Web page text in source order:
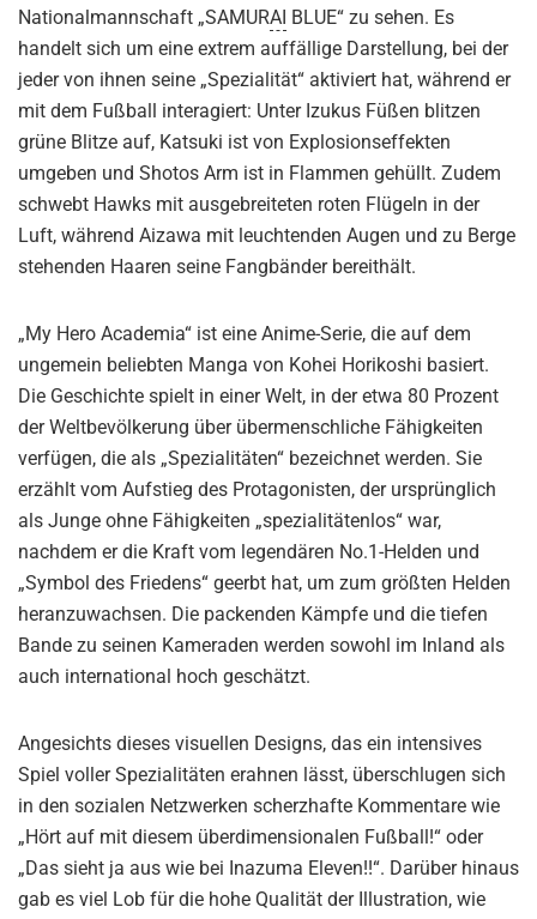
Nationalmannschaft „SAMURAI BLUE“ zu sehen. Es
handelt sich um eine extrem auffällige Darstellung, bei der
jeder von ihnen seine „Spezialität“ aktiviert hat, während er
mit dem Fußball interagiert: Unter Izukus Füßen blitzen
grüne Blitze auf, Katsuki ist von Explosionseffekten
umgeben und Shotos Arm ist in Flammen gehüllt. Zudem
schwebt Hawks mit ausgebreiteten roten Flügeln in der
Luft, während Aizawa mit leuchtenden Augen und zu Berge
stehenden Haaren seine Fangbänder bereithält.
„My Hero Academia“ ist eine Anime-Serie, die auf dem
ungemein beliebten Manga von Kohei Horikoshi basiert.
Die Geschichte spielt in einer Welt, in der etwa 80 Prozent
der Weltbevölkerung über übermenschliche Fähigkeiten
verfügen, die als „Spezialitäten“ bezeichnet werden. Sie
erzählt vom Aufstieg des Protagonisten, der ursprünglich
als Junge ohne Fähigkeiten „spezialitätenlos“ war,
nachdem er die Kraft vom legendären No.1-Helden und
„Symbol des Friedens“ geerbt hat, um zum größten Helden
heranzuwachsen. Die packenden Kämpfe und die tiefen
Bande zu seinen Kameraden werden sowohl im Inland als
auch international hoch geschätzt.
Angesichts dieses visuellen Designs, das ein intensives
Spiel voller Spezialitäten erahnen lässt, überschlugen sich
in den sozialen Netzwerken scherzhafte Kommentare wie
„Hört auf mit diesem überdimensionalen Fußball!“ oder
„Das sieht ja aus wie bei Inazuma Eleven!!“. Darüber hinaus
gab es viel Lob für die hohe Qualität der Illustration, wie